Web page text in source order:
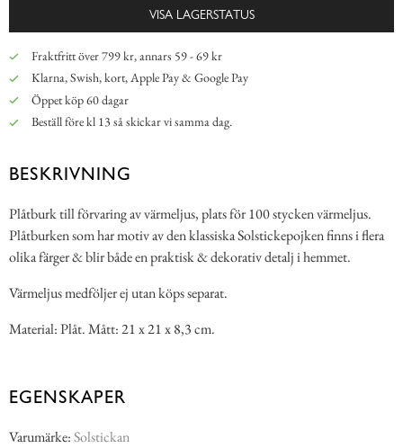
VISA LAGERSTATUS
Fraktfritt över 799 kr, annars 59 - 69 kr
Klarna, Swish, kort, Apple Pay & Google Pay
Öppet köp 60 dagar
Beställ före kl 13 så skickar vi samma dag.
BESKRIVNING
Plåtburk till förvaring av värmeljus, plats för 100 stycken värmeljus.
Plåtburken som har motiv av den klassiska Solstickepojken finns i flera
olika färger & blir både en praktisk & dekorativ detalj i hemmet.
Värmeljus medföljer ej utan köps separat.
Material: Plåt. Mått: 21 x 21 x 8,3 cm.
EGENSKAPER
Varumärke:Solstickan